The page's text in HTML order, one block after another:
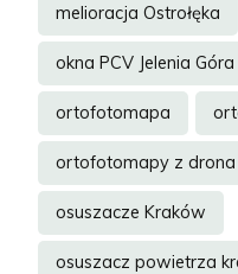
melioracja Ostrołęka
okna PCV Jelenia Góra
ortofotomapa
ortofotomapy z
osuszacze Kraków
osuszacz powietrza